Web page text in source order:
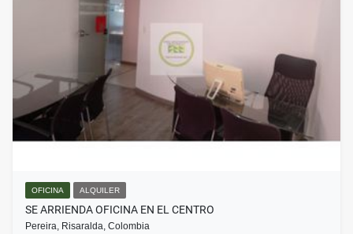
OFICINA ALQUILER
SE ARRIENDA OFICINA EN EL CENTRO
Pereira, Risaralda, Colombia